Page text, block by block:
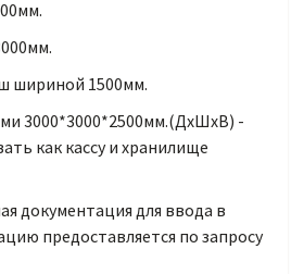
шириной 1500мм.
3000*3000*2500мм.(ДхШхВ) -
как кассу и хранилище
документация для ввода в
предоставляется по запросу